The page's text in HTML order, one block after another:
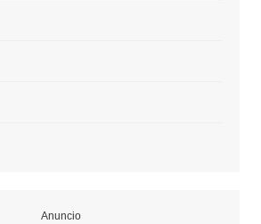
Anuncio